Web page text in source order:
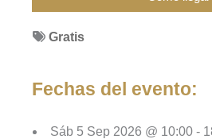
Gratis
Fechas del evento:
Sáb 5 Sep 2026 @ 10:00 -